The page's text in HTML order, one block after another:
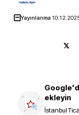
Yayınlanma
ekleyin
İstanbul